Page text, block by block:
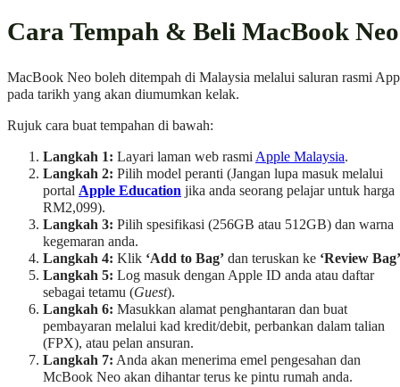
Cara Tempah & Beli MacBook Neo
MacBook Neo boleh ditempah di Malaysia melalui saluran rasmi
pada tarikh yang akan diumumkan kelak.
Rujuk cara buat tempahan di bawah:
Langkah 1: Layari laman web rasmiApple Malaysia.
Langkah 2: Pilih model peranti (Jangan lupa masuk melalui
portal Apple Education jika anda seorang pelajar untuk harga
RM2,099).
Langkah 3: Pilih spesifikasi (256GB atau 512GB) dan warna
kegemaran anda.
Langkah 4: Klik ‘Add to Bag’ dan teruskan ke ‘Review Bag’
Langkah 5: Log masuk dengan Apple ID anda atau daftar
sebagai tetamu (Guest).
Langkah 6: Masukkan alamat penghantaran dan buat
pembayaran melalui kad kredit/debit, perbankan dalam talian
(FPX), atau pelan ansuran.
Langkah 7: Anda akan menerima emel pengesahan dan
McBook Neo akan dihantar terus ke pintu rumah anda.